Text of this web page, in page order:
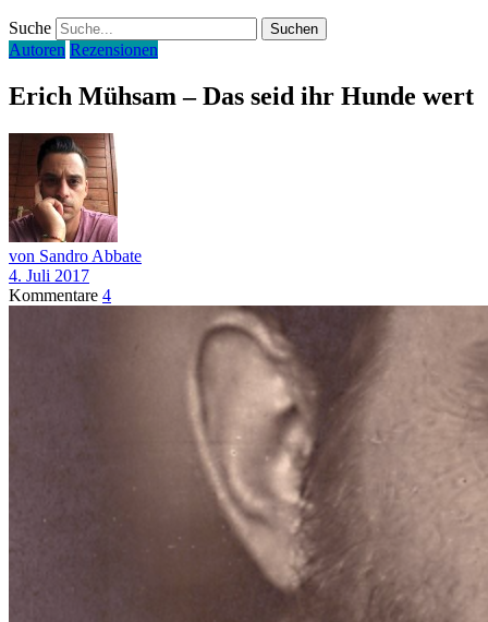
Suche
Autoren Rezensionen
Erich Mühsam – Das seid ihr Hunde wert
von Sandro Abbate
4. Juli 2017
Kommentare 4